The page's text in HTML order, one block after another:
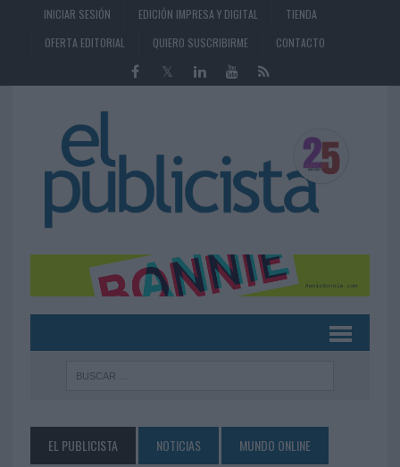
INICIAR SESIÓN EDICIÓN IMPRESA Y DIGITAL
TIENDA
OFERTA EDITORIAL
QUIERO SUSCRIBIRME CONTACTO
EL PUBLICISTA NOTICIAS MUNDO ONLINE